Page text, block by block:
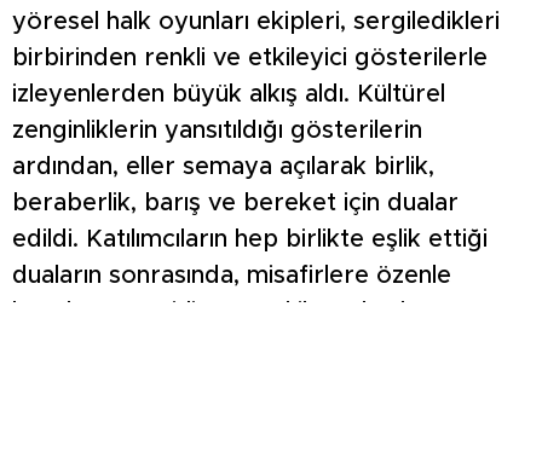
yöresel halk oyunları ekipleri, sergiledikleri
birbirinden renkli ve etkileyici gösterilerle
izleyenlerden büyük alkış aldı. Kültürel
zenginliklerin yansıtıldığı gösterilerin
ardından, eller semaya açılarak birlik,
beraberlik, barış ve bereket için dualar
edildi. Katılımcıların hep birlikte eşlik ettiği
duaların sonrasında, misafirlere özenle